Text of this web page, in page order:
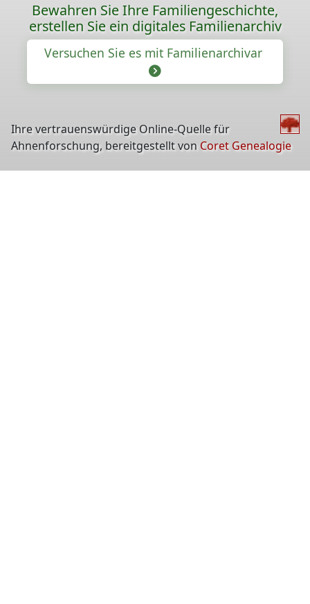
Bewahren Sie Ihre Familiengeschichte,
erstellen Sie ein digitales Familienarchiv
Versuchen Sie es mit Familienarchivar
Ihre vertrauenswürdige Online-Quelle für
Ahnenforschung, bereitgestellt von Coret Genealogie